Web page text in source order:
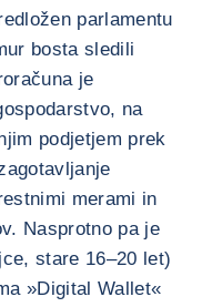
parlamentu
bosta sledili
je
na
podjetjem prek
merami in
Nasprotno pa je
stare 16–20 let)
»Digital Wallet«